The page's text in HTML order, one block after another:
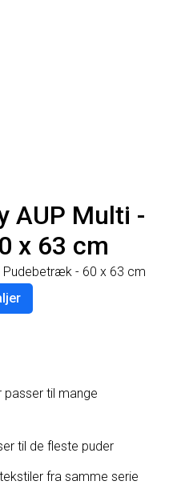
AUP Multi -
x 63 cm
passer til mange
til de fleste puder
fra samme serie